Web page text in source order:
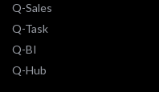
Q-Sales
Q-Task
Q-BI
Q-Hub